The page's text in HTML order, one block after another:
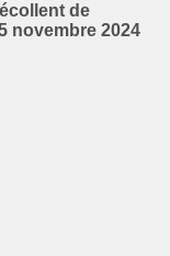
de
novembre 2024